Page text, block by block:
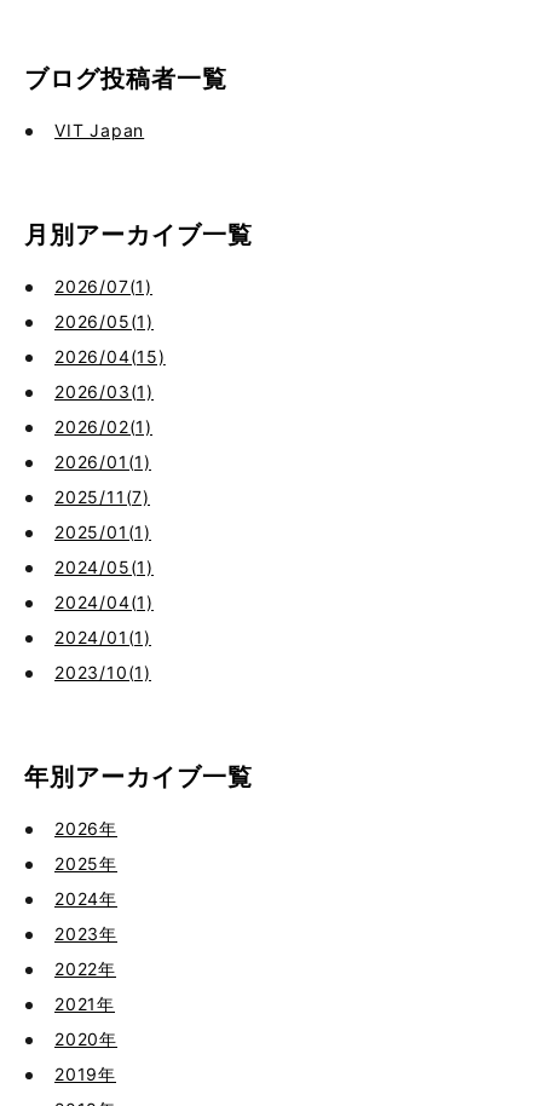
ブログ投稿者一覧
VIT Japan
月別アーカイブ一覧
2026/07(1)
2026/05(1)
2026/04(15)
2026/03(1)
2026/02(1)
2026/01(1)
2025/11(7)
2025/01(1)
2024/05(1)
2024/04(1)
2024/01(1)
2023/10(1)
年別アーカイブ一覧
2026年
2025年
2024年
2023年
2022年
2021年
2020年
2019年